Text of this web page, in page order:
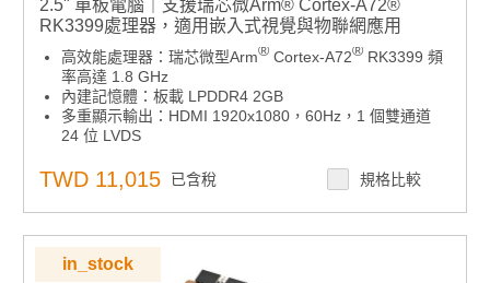
2.5" 單板電腦｜支援瑞芯微Arm® Cortex-A72®
RK3399處理器，適用嵌入式視覺與物聯網應用
高效能處理器：瑞芯微型Arm® Cortex-A72® RK3399 頻
率高達 1.8 GHz
內建記憶體：板載 LPDDR4 2GB
多重顯示輸出：HDMI 1920x1080，60Hz，1 個雙通道
24 位 LVDS
USB2.0、1 個mini SD、1 個麥克風。輸入/輸出
無線擴充能力：1 個用於 3G/4G 的迷你 PCIe
多功能擴充介面：UIO 擴充 3 個 USB2.0、8 個 GPIO、2
個 RS232 2/2 線 UART、1 個 I2C
多系統支援：支援 Debian9/10 和 Android7.1/10.0
產品諮詢服務：
規格諮詢 / 案場規劃 / 交期確認
TWD 11,015 已含稅 規格比較
in_stock